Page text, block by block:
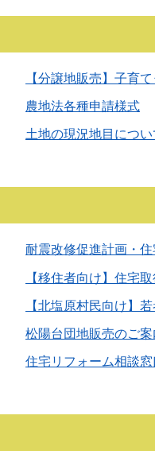
【分譲地販売】子育
農地法各種申請様式
土地の現況地目につい
耐震改修促進計画・
【移住者向け】住宅
【北塩原村民向け】
松陽台団地販売のご
住宅リフォーム相談